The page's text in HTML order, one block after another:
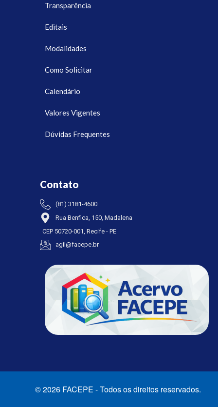
Transparência
Editais
Modalidades
Como Solicitar
Calendário
Valores Vigentes
Dúvidas Frequentes
Contato
(81) 3181-4600
Rua Benfica, 150, Madalena
CEP 50720-001, Recife - PE
agil@facepe.br
© 2026 FACEPE - Todos os direitos reservados.